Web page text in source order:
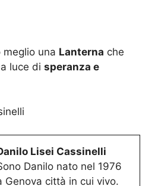
una Lanterna che
luce di speranza e
Lisei Cassinelli
Danilo nato nel 1976
Genova città in cui vivo.